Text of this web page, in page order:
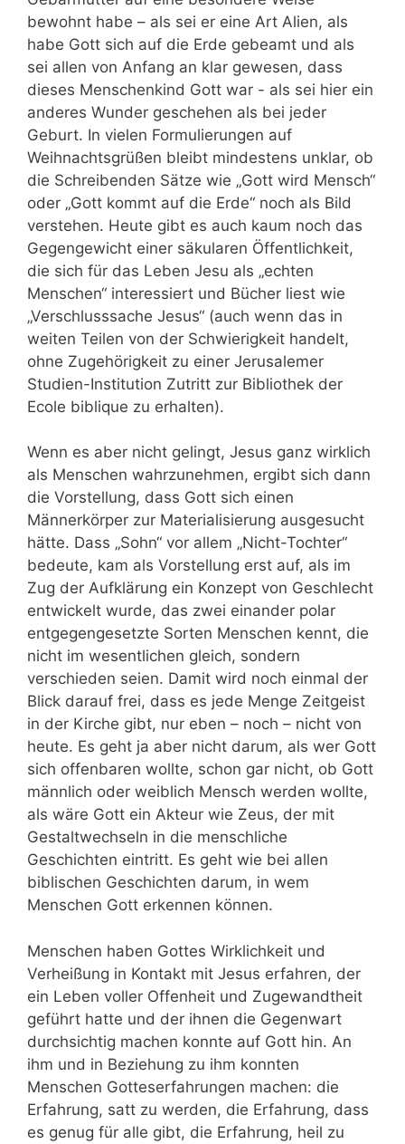
bewohnt habe – als sei er eine Art Alien, als
habe Gott sich auf die Erde gebeamt und als
sei allen von Anfang an klar gewesen, dass
dieses Menschenkind Gott war - als sei hier ein
anderes Wunder geschehen als bei jeder
Geburt. In vielen Formulierungen auf
Weihnachtsgrüßen bleibt mindestens unklar, ob
die Schreibenden Sätze wie „Gott wird Mensch“
oder „Gott kommt auf die Erde“ noch als Bild
verstehen. Heute gibt es auch kaum noch das
Gegengewicht einer säkularen Öffentlichkeit,
die sich für das Leben Jesu als „echten
Menschen“ interessiert und Bücher liest wie
„Verschlusssache Jesus“ (auch wenn das in
weiten Teilen von der Schwierigkeit handelt,
ohne Zugehörigkeit zu einer Jerusalemer
Studien-Institution Zutritt zur Bibliothek der
Ecole biblique zu erhalten).
Wenn es aber nicht gelingt, Jesus ganz wirklich
als Menschen wahrzunehmen, ergibt sich dann
die Vorstellung, dass Gott sich einen
Männerkörper zur Materialisierung ausgesucht
hätte. Dass „Sohn“ vor allem „Nicht-Tochter“
bedeute, kam als Vorstellung erst auf, als im
Zug der Aufklärung ein Konzept von Geschlecht
entwickelt wurde, das zwei einander polar
entgegengesetzte Sorten Menschen kennt, die
nicht im wesentlichen gleich, sondern
verschieden seien. Damit wird noch einmal der
Blick darauf frei, dass es jede Menge Zeitgeist
in der Kirche gibt, nur eben – noch – nicht von
heute. Es geht ja aber nicht darum, als wer Gott
sich offenbaren wollte, schon gar nicht, ob Gott
männlich oder weiblich Mensch werden wollte,
als wäre Gott ein Akteur wie Zeus, der mit
Gestaltwechseln in die menschliche
Geschichten eintritt. Es geht wie bei allen
biblischen Geschichten darum, in wem
Menschen Gott erkennen können.
Menschen haben Gottes Wirklichkeit und
Verheißung in Kontakt mit Jesus erfahren, der
ein Leben voller Offenheit und Zugewandtheit
geführt hatte und der ihnen die Gegenwart
durchsichtig machen konnte auf Gott hin. An
ihm und in Beziehung zu ihm konnten
Menschen Gotteserfahrungen machen: die
Erfahrung, satt zu werden, die Erfahrung, dass
es genug für alle gibt, die Erfahrung, heil zu